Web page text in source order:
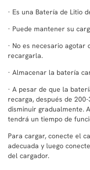
· Es una Batería de Litio
· Puede mantener su
· No es necesario
recargarla.
· Almacenar la batería
· A pesar de que la
recarga, después de
disminuir gradualmente.
tendrá un tiempo de
Para cargar, conecte el
adecuada y luego
del cargador.